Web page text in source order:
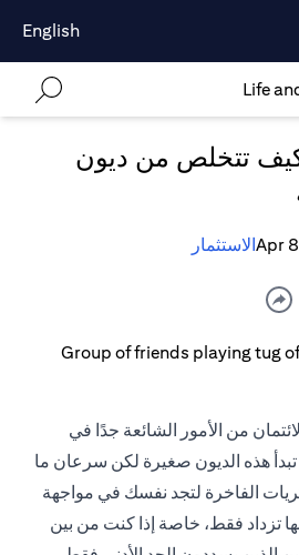
English
تتخلص من ديون
Aprالاستثمار
من الأمور الشائعة جدًا في
تبدأ هذه الديون صغيرة لكن سرعان ما
الفاخرة لتجد نفسك في مواجهة
تزداد فقط، خاصة إذا كنت من بين